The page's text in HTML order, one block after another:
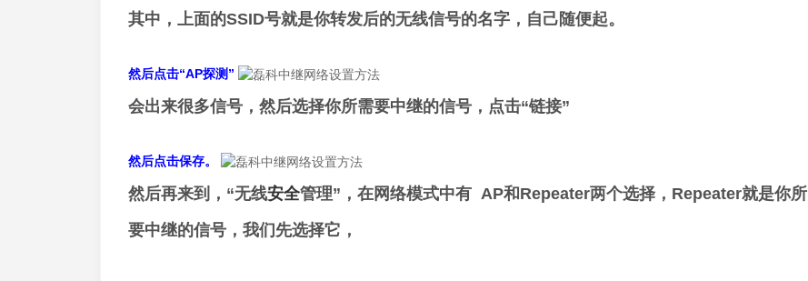
其中，上面的SSID号就是你转发后的无线信号的名字，自己随便起。
然后点击“AP探测”
会出来很多信号，然后选择你所需要中继的信号，点击“链接”
然后点击保存。
然后再来到，“无线安全管理”，在网络模式中有 AP和Repeater两个选择，Repeater就是你所
要中继的信号，我们先选择它，